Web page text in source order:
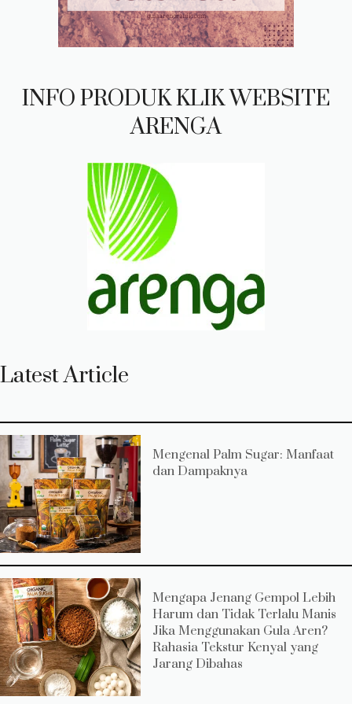
INFO PRODUK KLIK WEBSITE
ARENGA
Latest Article
Mengenal Palm Sugar: Manfaat
dan Dampaknya
Mengapa Jenang Gempol Lebih
Harum dan Tidak Terlalu Manis
Jika Menggunakan Gula Aren?
Rahasia Tekstur Kenyal yang
Jarang Dibahas